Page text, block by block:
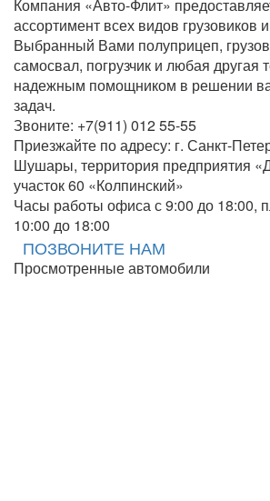
Компания «Авто-Флит»
ассортимент всех видов грузовиков
Выбранный Вами полуприцеп,
самосвал, погрузчик и любая другая
надежным помощником в решении
задач.
Звоните: +7(911) 012 55-55
Приезжайте по адресу: г. Санкт-
Шушары, территория предприятия
участок 60 «Колпинский»
Часы работы офиса с 9:00 до 18:00,
10:00 до 18:00
ПОЗВОНИТЕ НАМ
Просмотренные автомобили